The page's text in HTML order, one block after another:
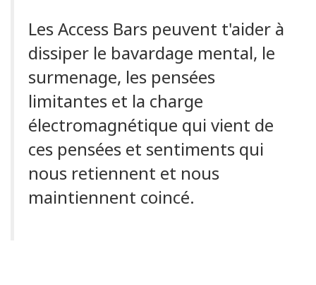
Les Access Bars peuvent t'aider à
dissiper le bavardage mental, le
surmenage, les pensées
limitantes et la charge
électromagnétique qui vient de
ces pensées et sentiments qui
nous retiennent et nous
maintiennent coincé.